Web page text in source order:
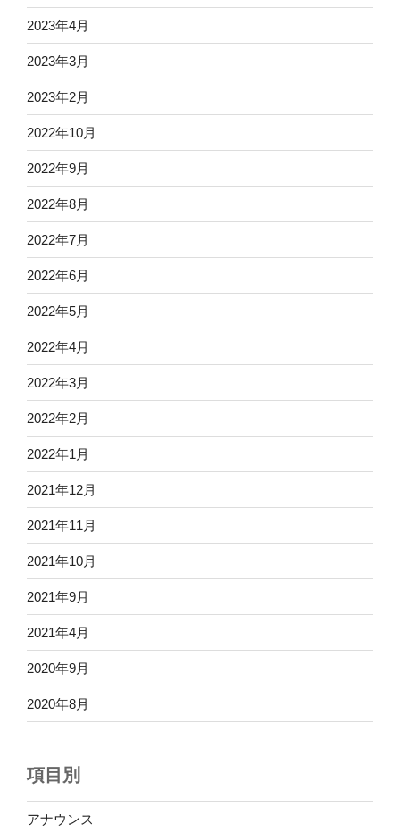
2023年4月
2023年3月
2023年2月
2022年10月
2022年9月
2022年8月
2022年7月
2022年6月
2022年5月
2022年4月
2022年3月
2022年2月
2022年1月
2021年12月
2021年11月
2021年10月
2021年9月
2021年4月
2020年9月
2020年8月
項目別
アナウンス